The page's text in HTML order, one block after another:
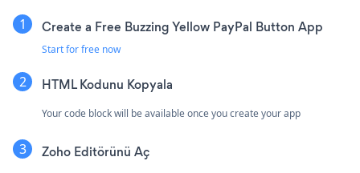
Create a Free Buzzing Yellow PayPal Button App
Start for free now
HTML Kodunu Kopyala
Your code block will be available once you create your app
Zoho Editörünü Aç